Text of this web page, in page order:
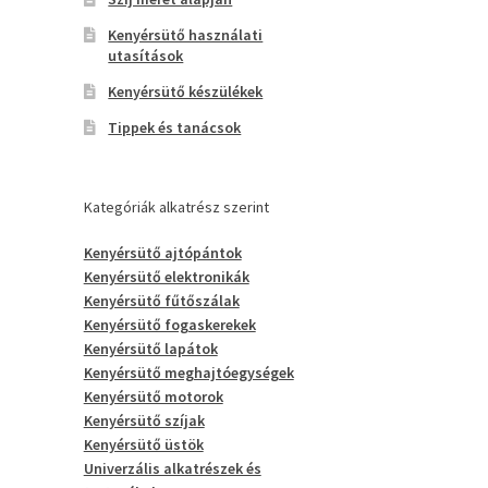
Kenyérsütő használati
utasítások
Kenyérsütő készülékek
Tippek és tanácsok
Kategóriák alkatrész szerint
Kenyérsütő ajtópántok
Kenyérsütő elektronikák
Kenyérsütő fűtőszálak
Kenyérsütő fogaskerekek
Kenyérsütő lapátok
Kenyérsütő meghajtóegységek
Kenyérsütő motorok
Kenyérsütő szíjak
Kenyérsütő üstök
Univerzális alkatrészek és